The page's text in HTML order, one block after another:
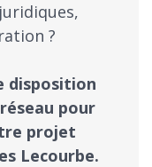
?
disposition
pour
projet
Lecourbe.